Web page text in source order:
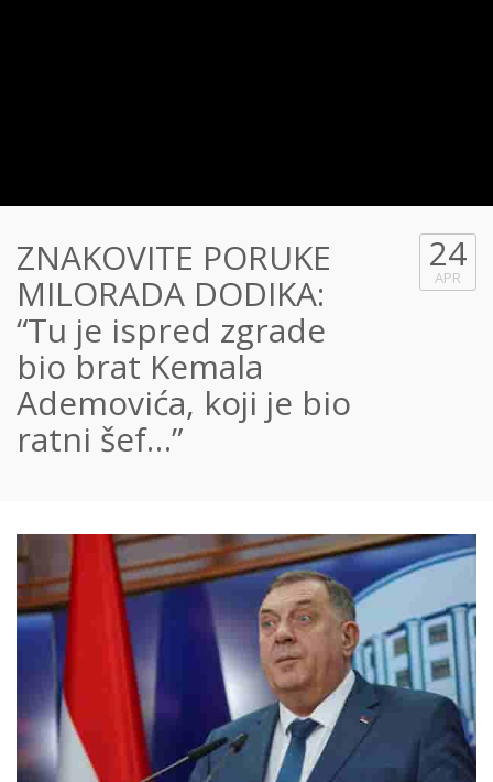
ZNAKOVITE PORUKE
MILORADA DODIKA:
“Tu je ispred zgrade
bio brat Kemala
Ademovića, koji je bio
ratni šef…”
24
APR